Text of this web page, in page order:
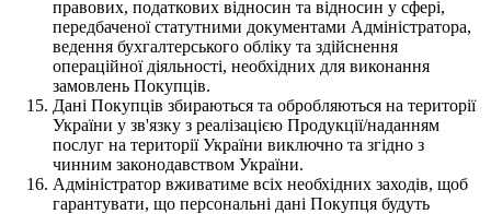
правових, податкових відносин та відносин у сфері,
передбаченої статутними документами Адміністратора,
ведення бухгалтерського обліку та здійснення
операційної діяльності, необхідних для виконання
замовлень Покупців.
Дані Покупців збираються та обробляються на території
України у зв'язку з реалізацією Продукції/наданням
послуг на території України виключно та згідно з
чинним законодавством України.
Адміністратор вживатиме всіх необхідних заходів, щоб
гарантувати, що персональні дані Покупця будуть